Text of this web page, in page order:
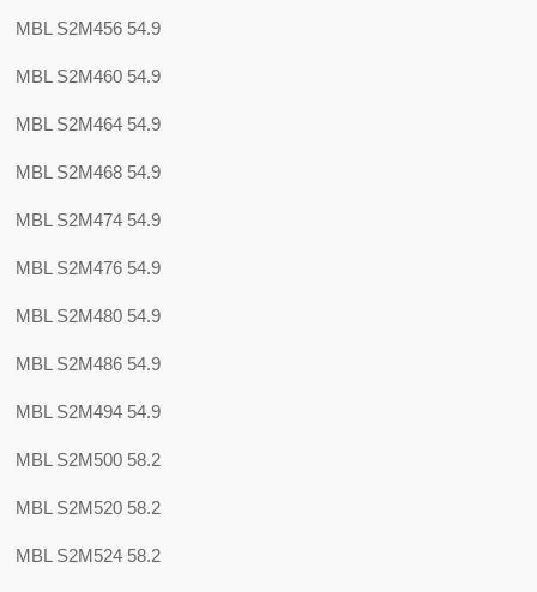
MBL S2M456 54.9
MBL S2M460 54.9
MBL S2M464 54.9
MBL S2M468 54.9
MBL S2M474 54.9
MBL S2M476 54.9
MBL S2M480 54.9
MBL S2M486 54.9
MBL S2M494 54.9
MBL S2M500 58.2
MBL S2M520 58.2
MBL S2M524 58.2